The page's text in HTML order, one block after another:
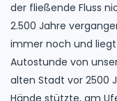
der fließende Fluss
2.500 Jahre
immer noch und liegt
Autostunde von
alten Stadt vor 2500
Hände stützte, am